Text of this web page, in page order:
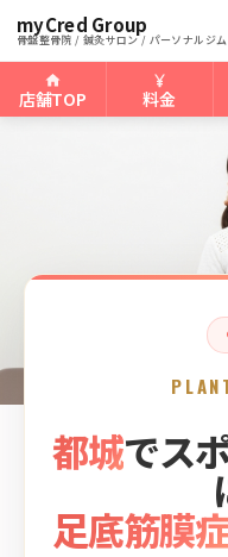
myCred Group
骨盤整骨院 / 鍼灸サロン / パーソナルジム
店舗TOP 料金
ホーム › 都城骨盤整骨院
都城でス
足底筋膜